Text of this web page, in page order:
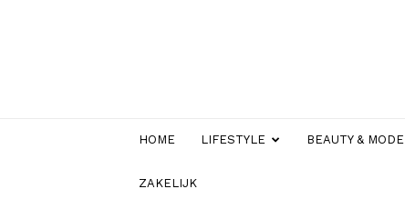
HOME LIFESTYLE BEAUTY & MODE
ZAKELIJK